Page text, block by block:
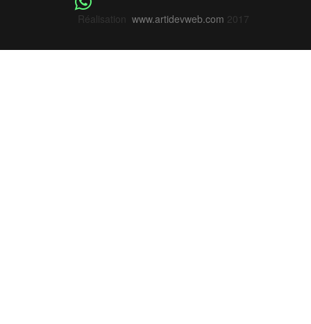
Réalisation www.artidevweb.com 2017